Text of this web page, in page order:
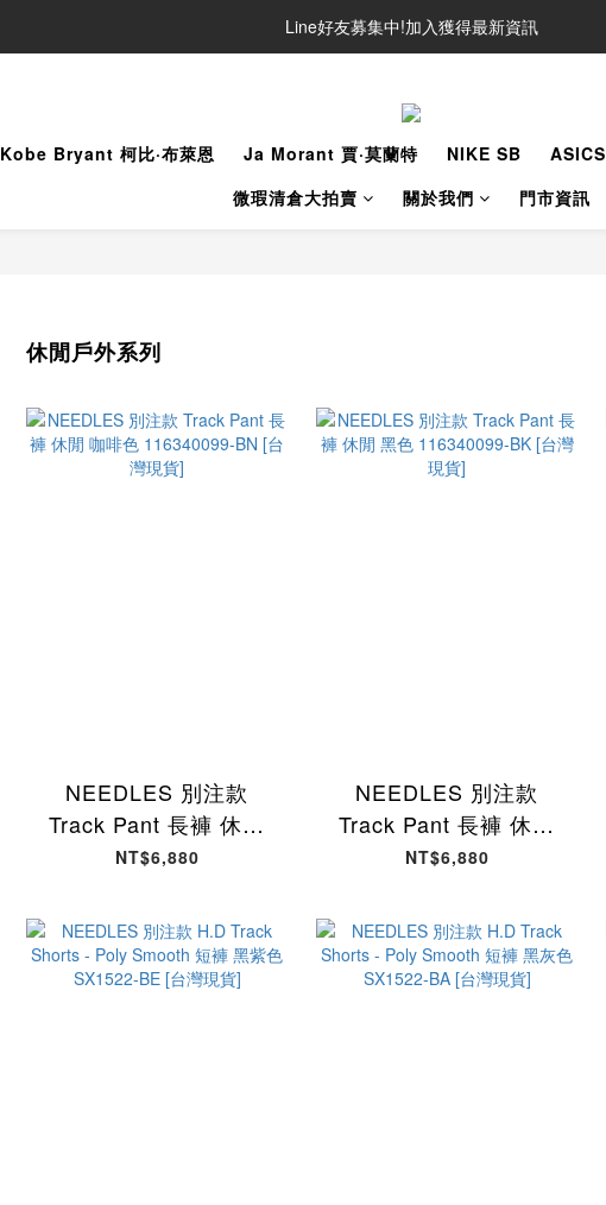
Line好友募集中!加入獲得最新資訊
Line好友募集中!加入獲得最新資訊
Kobe Bryant 柯比·布萊恩 Ja Morant 賈·莫蘭特 NIKE SB ASICS
微瑕清倉大拍賣
關於我們 門市資訊
休閒戶外系列
NEEDLES 別注款
Track Pant 長褲 休閒
咖啡色 116340099-BN
NT$6,880
NEEDLES 別注款
Track Pant 長褲 休閒
黑色 116340099-BK
NT$6,880